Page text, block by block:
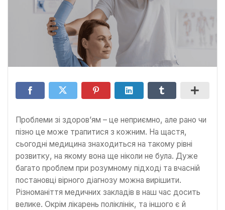
Проблеми зі здоров’ям – це неприємно, але рано чи
пізно це може трапитися з кожним. На щастя,
сьогодні медицина знаходиться на такому рівні
розвитку, на якому вона ще ніколи не була. Дуже
багато проблем при розумному підході та вчасній
постановці вірного діагнозу можна вирішити.
Різноманіття медичних закладів в наш час досить
велике. Окрім лікарень поліклінік, та іншого є й